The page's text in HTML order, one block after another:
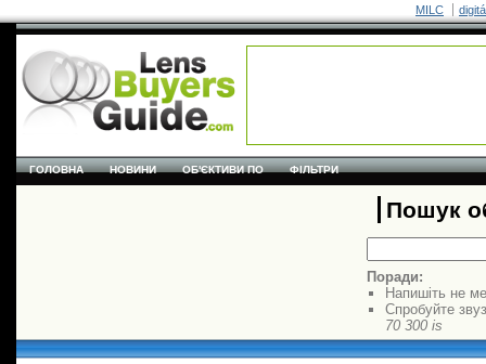
MILC
ГОЛОВНА НОВИНИ ОБ'ЄКТИВИ ПО ФІЛЬТРИ
Пошук
Поради:
Напишіть не
Спробуйте
70 300 is